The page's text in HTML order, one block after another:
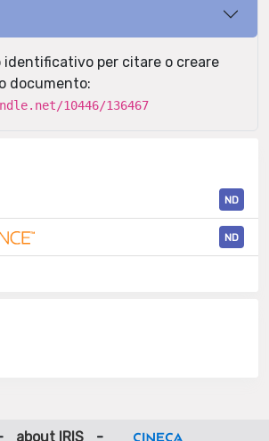
per citare o creare
documento:
10446/136467
ND
ND
about IRIS -